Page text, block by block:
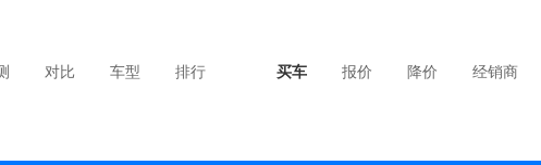
对比 车型 排行 买车 报价 降价 经销商